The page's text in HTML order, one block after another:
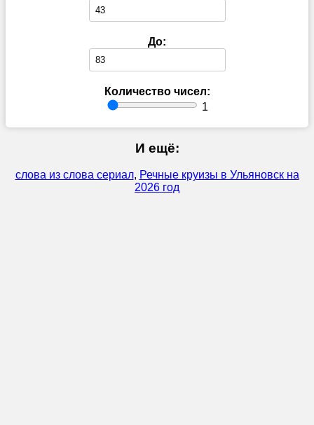
До:
Количество чисел:
1
И ещё:
слова из слова сериал, Речные круизы в Ульяновск на
2026 год